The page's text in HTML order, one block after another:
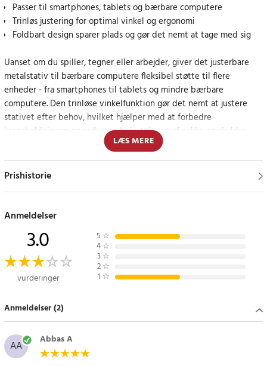
Passer til smartphones, tablets og bærbare computere
Trinløs justering for optimal vinkel og ergonomi
Foldbart design sparer plads og gør det nemt at tage med sig
Uanset om du spiller, tegner eller arbejder, giver det justerbare
metalstativ til bærbare computere fleksibel støtte til flere
enheder - fra smartphones til tablets og mindre bærbare
computere. Den trinløse vinkelfunktion gør det nemt at justere
stativet efter behov, hvilket hjælper med at forbedre
kropsholdningen og reducere belastningen af nakke og skuldre.
Takket være det sammenklappelige design kan stativet nemt
opbevares i en taske eller skuffe, når det ikke er i brug - perfekt til
holdbarhed, samtidig med at enhederne holdes sikkert på plads.
Det hævede design giver en mere naturlig højde for skærmen,
hvilket forbedrer arbejdsmiljøet og øger komforten ved længere
tids brug.
Dette stativ er et pålideligt valg for dem, der leder efter en
kombination af funktion, kvalitet og mobilitet i et enkelt tilbehør.
LÆS MERE
Prishistorie
Anmeldelser
3.0
vurderinger
5 ☆
4 ☆
3 ☆
2 ☆
1 ☆
Anmeldelser (2)
AA Abbas A